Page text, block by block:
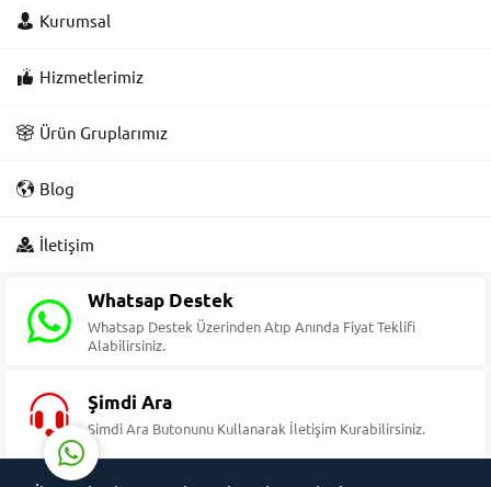
Kurumsal
Hizmetlerimiz
Ürün Gruplarımız
Blog
İletişim
Whatsap Destek
Whatsap Destek Üzerinden Atıp Anında Fiyat Teklifi
Alabilirsiniz.
Şimdi Ara
Şimdi Ara Butonunu Kullanarak İletişim Kurabilirsiniz.